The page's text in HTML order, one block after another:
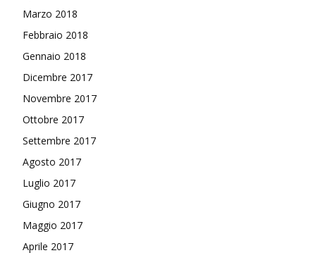
Marzo 2018
Febbraio 2018
Gennaio 2018
Dicembre 2017
Novembre 2017
Ottobre 2017
Settembre 2017
Agosto 2017
Luglio 2017
Giugno 2017
Maggio 2017
Aprile 2017